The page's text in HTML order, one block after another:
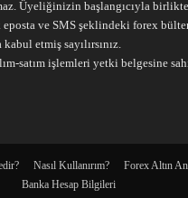
Üyeliğinizin başlangıcıyla
eposta ve SMS şeklindeki forex
etmiş sayılırsınız.
satım işlemleri yetki belgesine
Nasıl Kullanırım?
Forex Altın
Banka Hesap Bilgileri